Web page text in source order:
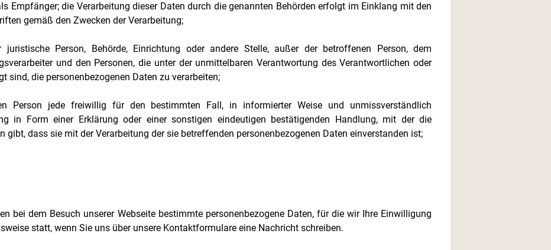
Empfänger; die Verarbeitung dieser Daten durch die genannten Behörden erfolgt im Einklang mit den
gemäß den Zwecken der Verarbeitung;
Person, Behörde, Einrichtung oder andere Stelle, außer der betroffenen Person, dem
und den Personen, die unter der unmittelbaren Verantwortung des Verantwortlichen oder
sind, die personenbezogenen Daten zu verarbeiten;
Person jede freiwillig für den bestimmten Fall, in informierter Weise und unmissverständlich
in Form einer Erklärung oder einer sonstigen eindeutigen bestätigenden Handlung, mit der die
gibt, dass sie mit der Verarbeitung der sie betreffenden personenbezogenen Daten einverstanden ist;
bei dem Besuch unserer Webseite bestimmte personenbezogene Daten, für die wir Ihre Einwilligung
statt, wenn Sie uns über unsere Kontaktformulare eine Nachricht schreiben.